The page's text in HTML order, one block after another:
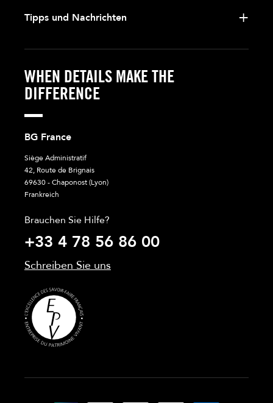
Tipps und Nachrichten
WHEN DETAILS MAKE THE
DIFFERENCE
BG France
Siège Administratif
42, Route de Brignais
69630 - Chaponost (Lyon)
Frankreich
Brauchen Sie Hilfe?
+33 4 78 56 86 00
Schreiben Sie uns